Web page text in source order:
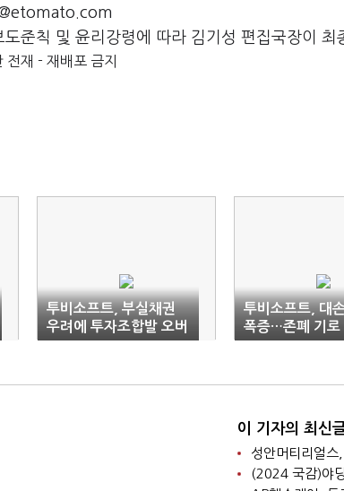
준칙 및 윤리강령에 따라 김기성 편집국장이 최
재 - 재배포 금지
투비소프트, 부실채권
우려에 투자조합발 오버
행까지
투비소프트, 대
폭증…존폐 기로
이 기자의 최신
성안머티리얼
(2024 국감)야